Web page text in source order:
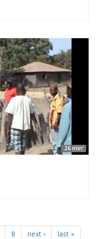
26 min'
8 next › last »